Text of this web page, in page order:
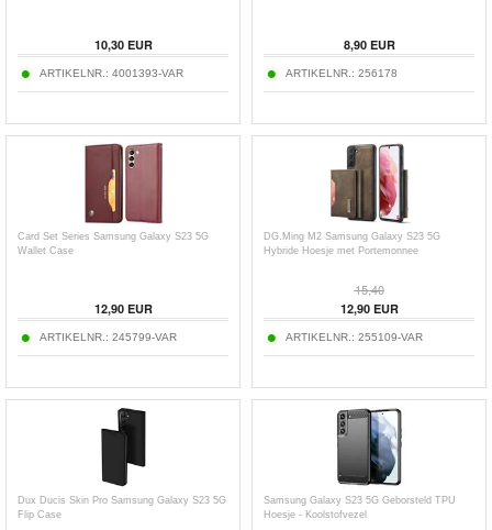
10,30EUR
ARTIKELNR.: 4001393-VAR
8,90EUR
ARTIKELNR.: 256178
Card Set Series Samsung Galaxy S23 5G
Wallet Case
12,90EUR
ARTIKELNR.: 245799-VAR
DG.Ming M2 Samsung Galaxy S23 5G
Hybride Hoesje met Portemonnee
15,40
12,90EUR
ARTIKELNR.: 255109-VAR
Dux Ducis Skin Pro Samsung Galaxy S23 5G
Flip Case
Samsung Galaxy S23 5G Geborsteld TPU
Hoesje - Koolstofvezel